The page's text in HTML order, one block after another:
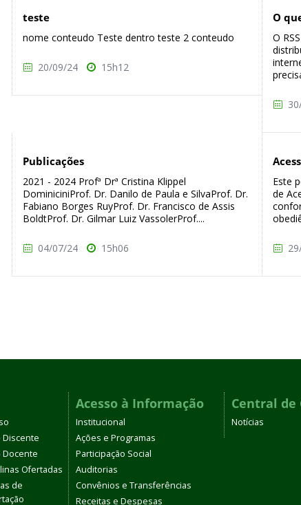
teste
nome conteudo Teste dentro teste 2 conteudo
20/09/24 15h12
O
O
Publicações
2021 - 2024 Profª Drª Cristina Klippel
DominiciniProf. Dr. Danilo de Paula e SilvaProf. Dr.
Fabiano Borges RuyProf. Dr. Francisco de Assis
BoldtProf. Dr. Gilmar Luiz VassolerProf....
04/07/24 15h06
Este
de
Discente
Docente
Ofertadas
de
Acesso à Informação
Institucional
Ações e Programas
Participação Social
Auditorias
Convênios e Transferências
Receitas e Despesas
Central de
Notícias